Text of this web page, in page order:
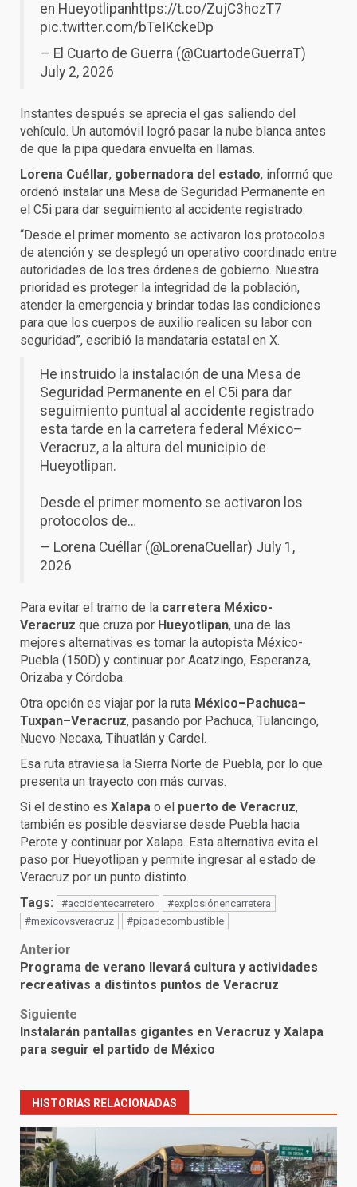
en Hueyotlipanhttps://t.co/ZujC3hczT7
pic.twitter.com/bTeIKckeDp
— El Cuarto de Guerra (@CuartodeGuerraT)
July 2, 2026
Instantes después se aprecia el gas saliendo del
vehículo. Un automóvil logró pasar la nube blanca antes
de que la pipa quedara envuelta en llamas.
Lorena Cuéllar, gobernadora del estado, informó que
ordenó instalar una Mesa de Seguridad Permanente en
el C5i para dar seguimiento al accidente registrado.
“Desde el primer momento se activaron los protocolos
de atención y se desplegó un operativo coordinado entre
autoridades de los tres órdenes de gobierno. Nuestra
prioridad es proteger la integridad de la población,
atender la emergencia y brindar todas las condiciones
para que los cuerpos de auxilio realicen su labor con
seguridad”, escribió la mandataria estatal en X.
He instruido la instalación de una Mesa de
Seguridad Permanente en el C5i para dar
seguimiento puntual al accidente registrado
esta tarde en la carretera federal México–
Veracruz, a la altura del municipio de
Hueyotlipan.
Desde el primer momento se activaron los
protocolos de…
— Lorena Cuéllar (@LorenaCuellar) July 1,
2026
Para evitar el tramo de la carretera México-
Veracruz que cruza por Hueyotlipan, una de las
mejores alternativas es tomar la autopista México-
Puebla (150D) y continuar por Acatzingo, Esperanza,
Orizaba y Córdoba.
Otra opción es viajar por la ruta México–Pachuca–
Tuxpan–Veracruz, pasando por Pachuca, Tulancingo,
Nuevo Necaxa, Tihuatlán y Cardel.
Esa ruta atraviesa la Sierra Norte de Puebla, por lo que
presenta un trayecto con más curvas.
Si el destino es Xalapa o el puerto de Veracruz,
también es posible desviarse desde Puebla hacia
Perote y continuar por Xalapa. Esta alternativa evita el
paso por Hueyotlipan y permite ingresar al estado de
Veracruz por un punto distinto.
Tags:
#accidentecarretero
#explosiónencarretera
#mexicovsveracruz
#pipadecombustible
Post
navigation
Anterior
Programa de verano llevará cultura y actividades
recreativas a distintos puntos de Veracruz
Siguiente
Instalarán pantallas gigantes en Veracruz y Xalapa
para seguir el partido de México
HISTORIAS RELACIONADAS